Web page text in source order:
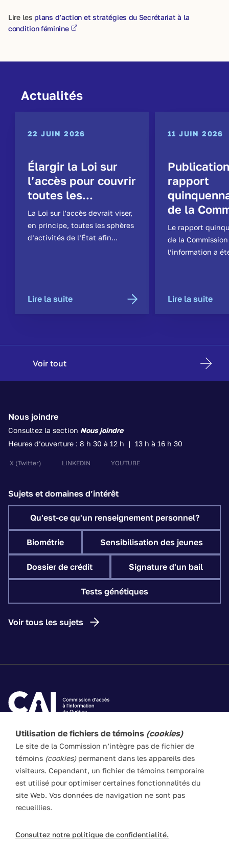
Utilisation de fichiers de témoins (cookies)
Le site de la Commission n’intègre pas de fichier de
témoins (cookies)permanent dans les appareils des
visiteurs. Cependant, un fichier de témoins temporaire
est utilisé pour optimiser certaines fonctionnalités du
site Web. Vos données de navigation ne sont pas
recueillies.
Consultez notre politique de confidentialité.
Lire les plans d’action et stratégies du Secrétariat à la
condition féminine
Actualités
22 JUIN 2026
Élargir la Loi sur
l’accès pour couvrir
toutes les...
La Loi sur l’accès devrait viser,
en principe, toutes les sphères
d’activités de l’État afin...
Lire la suite
11 JUIN 2026
rapport
de la
Le rapport
de la Commission
l’information a
Lire la suite
Voir tout
Nous joindre
Consultez la section Nous joindre
Heures d’ouverture : 8 h 30 à 12 h | 13 h à 16 h 30
X (Twitter) LINKEDIN YOUTUBE
Sujets et domaines d’intérêt
Qu'est-ce qu'un renseignement personnel?
Biométrie Sensibilisation des jeunes
Dossier de crédit Signature d'un bail
Tests génétiques
Voir tous les sujets
Les textes de ce site Web visent à vulgariser les lois
applicables. Ils n’ont pas force de loi. En cas de divergence
entre l’information du site et les textes législatifs, ces
derniers prévalent en toute circonstance.
POLITIQUE LINGUISTIQUE
DROITS D'AUTEUR